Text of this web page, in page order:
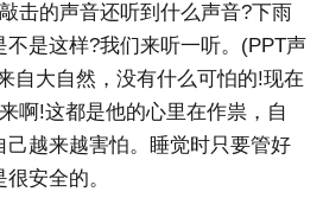
击的声音还听到什么声音?下雨
是这样?我们来听一听。(PPT声
自大自然，没有什么可怕的!现在
啊!这都是他的心里在作祟，自
己越来越害怕。睡觉时只要管好
安全的。